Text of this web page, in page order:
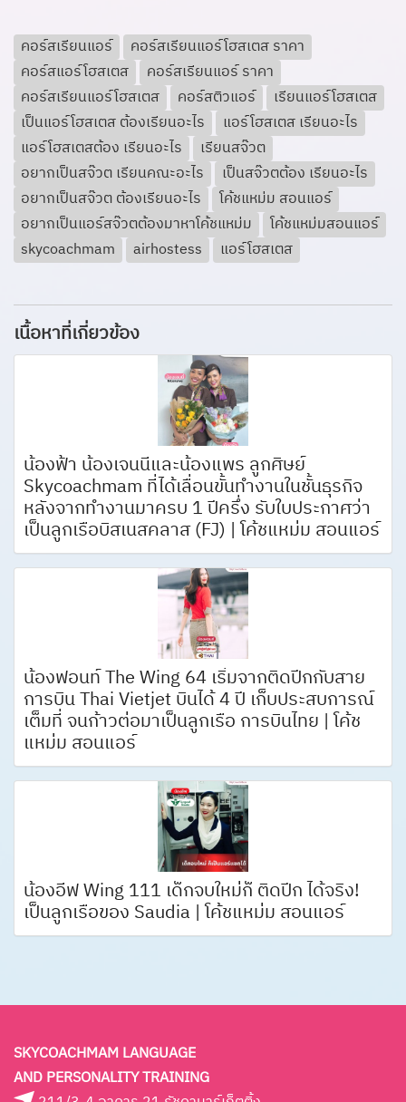
คอร์สเรียนแอร์
คอร์สเรียนแอร์โฮสเตส ราคา
คอร์สแอร์โฮสเตส
คอร์สเรียนแอร์ ราคา
คอร์สเรียนแอร์โฮสเตส
คอร์สติวแอร์
เรียนแอร์โฮสเตส
เป็นแอร์โฮสเตส ต้องเรียนอะไร
แอร์โฮสเตส เรียนอะไร
แอร์โฮสเตสต้อง เรียนอะไร
เรียนสจ๊วต
อยากเป็นสจ๊วต เรียนคณะอะไร
เป็นสจ๊วตต้อง เรียนอะไร
อยากเป็นสจ๊วต ต้องเรียนอะไร
โค้ชแหม่ม สอนแอร์
อยากเป็นแอร์สจ๊วตต้องมาหาโค้ชแหม่ม
โค้ชแหม่มสอนแอร์
skycoachmam
airhostess แอร์โฮสเตส
เนื้อหาที่เกี่ยวข้อง
น้องฟ้า น้องเจนนี่และน้องแพร ลูกศิษย์
Skycoachmam ที่ได้เลื่อนขั้นทำงานในชั้นธุรกิจ
หลังจากทำงานมาครบ 1 ปีครึ่ง รับใบประกาศว่า
เป็นลูกเรือบิสเนสคลาส (FJ) | โค้ชแหม่ม สอนแอร์
น้องฟอนท์ The Wing 64 เริ่มจากติดปีกกับสาย
การบิน Thai Vietjet บินได้ 4 ปี เก็บประสบการณ์
เต็มที่ จนก้าวต่อมาเป็นลูกเรือ การบินไทย | โค้ช
แหม่ม สอนแอร์
น้องอีฟ Wing 111 เด็กจบใหม่ก็ ติดปีก ได้จริง!
เป็นลูกเรือของ Saudia | โค้ชแหม่ม สอนแอร์
SKYCOACHMAM LANGUAGE
AND PERSONALITY TRAINING